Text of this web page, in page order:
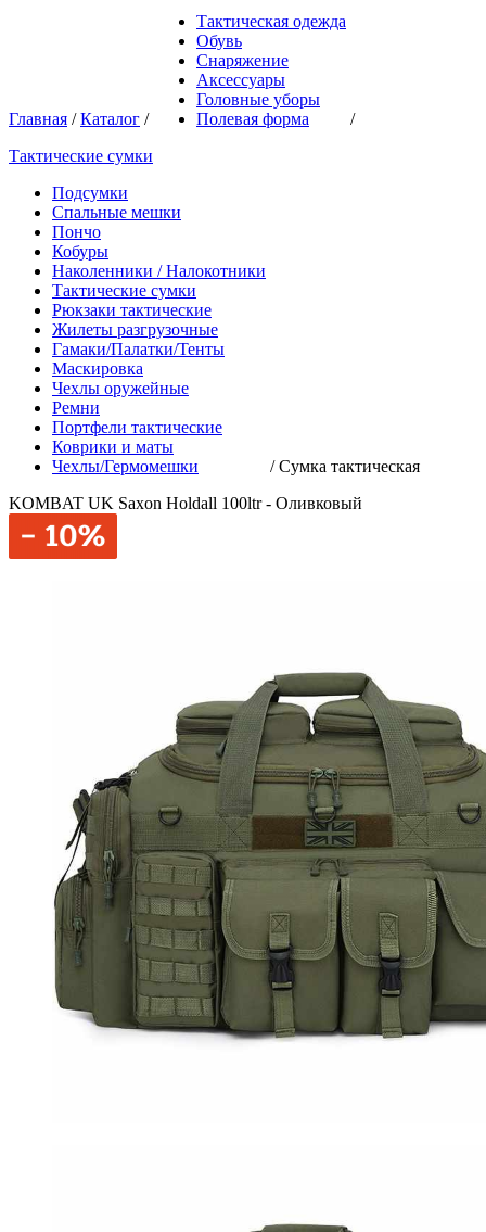
Главная /Каталог /
Тактическая одежда
Обувь
Снаряжение
Аксессуары
Головные уборы
Полевая форма
/
Тактические сумки
Подсумки
Спальные мешки
Пончо
Кобуры
Наколенники / Налокотники
Тактические сумки
Рюкзаки тактические
Жилеты разгрузочные
Гамаки/Палатки/Тенты
Маскировка
Чехлы оружейные
Ремни
Портфели тактические
Коврики и маты
Чехлы/Гермомешки
/Сумка тактическая
KOMBAT UK Saxon Holdall 100ltr - Оливковый